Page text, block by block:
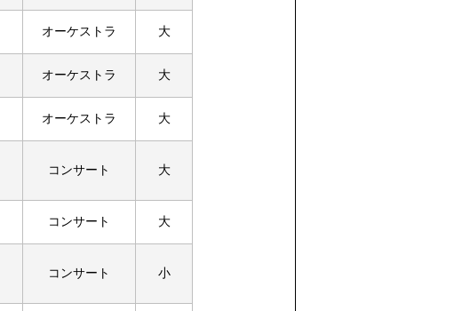
オーケストラ 大
オーケストラ 大
オーケストラ 大
コンサート 大
コンサート 大
コンサート 小